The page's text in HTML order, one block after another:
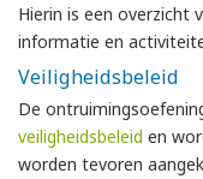
Hierin is een overzicht
informatie en
Veiligheidsbeleid
De
veiligheidsbeleid en
worden tevoren